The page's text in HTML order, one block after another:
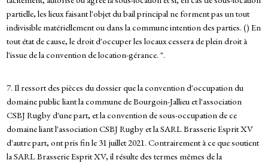
partielle, les lieux faisant l'objet du bail principal ne forment pas un tout
indivisible matériellement ou dans la commune intention des parties. () En
tout état de cause, le droit d'occuper les locaux cessera de plein droit à
l'issue de la convention de location-gérance. ".
7. Il ressort des pièces du dossier que la convention d'occupation du
domaine public liant la commune de Bourgoin-Jallieu et l'association
CSBJ Rugby d'une part, et la convention de sous-occupation de ce
domaine liant l'association CSBJ Rugby et la SARL Brasserie Esprit XV
d'autre part, ont pris fin le 31 juillet 2021. Contrairement à ce que soutient
la SARL Brasserie Esprit XV, il résulte des termes mêmes de la